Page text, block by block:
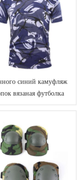
синий камуфляж
вязаная футболка